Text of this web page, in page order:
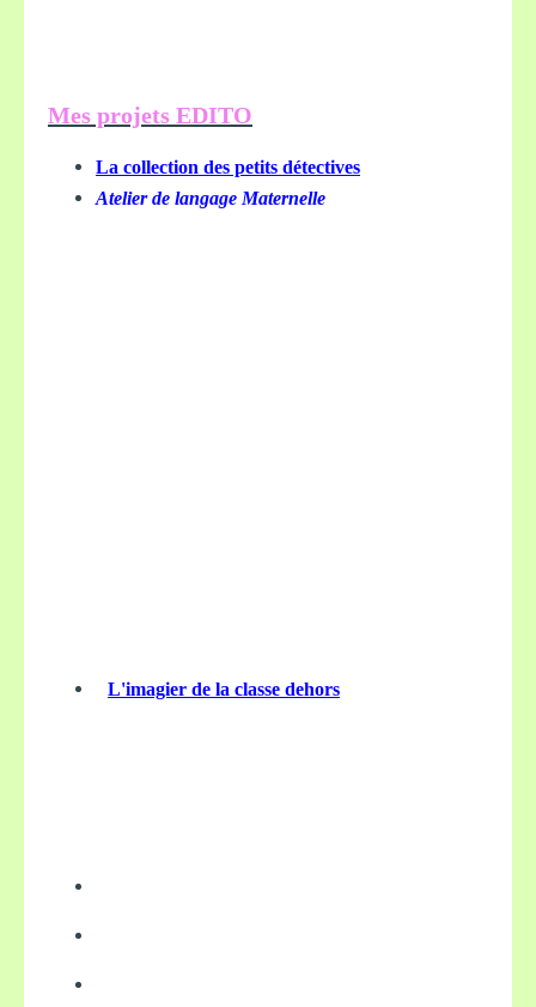
Mes projets EDITO
La collection des petits détectives
Atelier de langage Maternelle
L'imagier de la classe dehors